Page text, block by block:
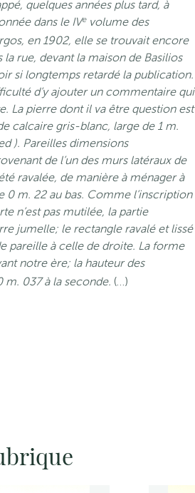
quelques années plus tard, à
dans le IVevolume des
en 1902, elle se trouvait encore
la rue, devant la maison de Basilios
si longtemps retardé la publication.
d’y ajouter un commentaire qui
La pierre dont il va être question est
calcaire gris-blanc, large de 1 m.
). Pareilles dimensions
de l’un des murs latéraux de
ravalée, de manière à ménager à
0 m. 22 au bas. Comme l’inscription
n’est pas mutilée, la partie
jumelle; le rectangle ravalé et lissé
pareille à celle de droite. La forme
notre ère; la hauteur des
037 à la seconde. (…)